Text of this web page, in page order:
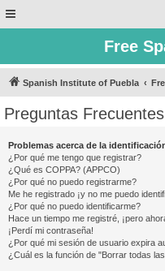
Free
Spanish Institute of Puebla
Preguntas Frecuentes
Problemas acerca de la
¿Por qué me tengo que registrar?
¿Qué es COPPA? (APPCO)
¿Por qué no puedo registrarme?
Me he registrado ¡y no me puedo
¿Por qué no puedo identificarme?
Hace un tiempo me registré, ¡pero
¡Perdí mi contraseña!
¿Por qué mi sesión de usuario expira
¿Cuál es la función de "Borrar todas